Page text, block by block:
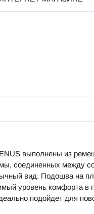
выполнены из
соединенных между
вид. Подошва на
уровень комфорта в
подойдет для